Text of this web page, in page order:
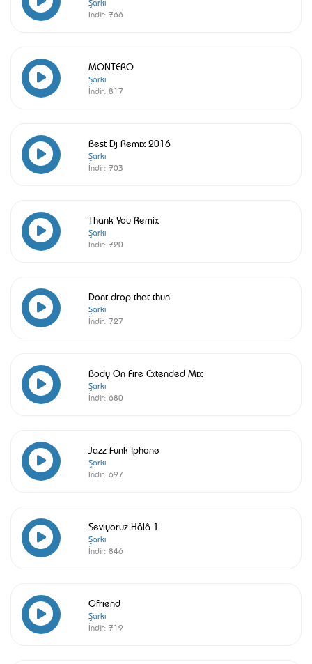
İndir: 766
MONTERO
Şarkı
İndir: 817
Best Dj Remix 2016
Şarkı
İndir: 703
Thank You Remix
Şarkı
İndir: 720
Dont drop that thun
Şarkı
İndir: 727
Body On Fire Extended Mix
Şarkı
İndir: 680
Jazz Funk Iphone
Şarkı
İndir: 697
Seviyoruz Hâlâ 1
Şarkı
İndir: 846
Gfriend
Şarkı
İndir: 719